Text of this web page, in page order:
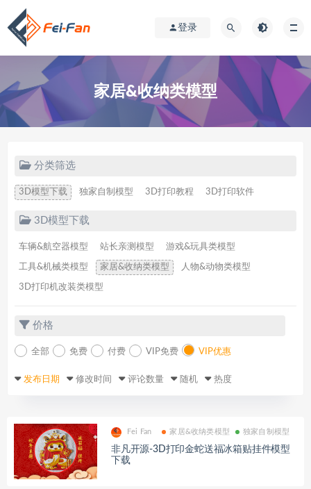
登录
家居&收纳类模型
分类筛选
3D模型下载 独家自制模型 3D打印教程 3D打印软件
3D模型下载
车辆&航空器模型 站长亲测模型 游戏&玩具类模型
工具&机械类模型 家居&收纳类模型 人物&动物类模型
3D打印机改装类模型
价格
全部 免费 付费 VIP免费 VIP优惠
发布日期 修改时间 评论数量 随机 热度
Fei Fan 家居&收纳类模型 独家自制模型
非凡开源-3D打印金蛇送福冰箱贴挂件模型
下载